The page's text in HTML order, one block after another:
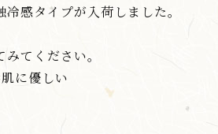
感タイプが入荷しました。
てください。
に優しい